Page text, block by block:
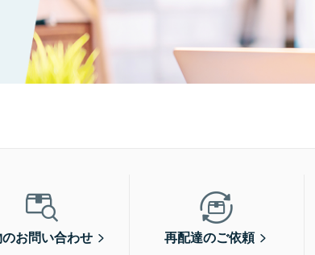
お問い合わせ 再配達のご依頼